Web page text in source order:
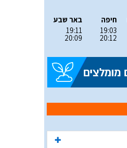
חיפה
19:03
20:12
באר שבע
19:11
20:09